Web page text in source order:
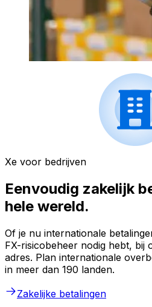
Xe voor bedrijven
Eenvoudig zakelijk
hele wereld.
Of je nu internationale
FX-risicobeheer nodig hebt, bij
adres. Plan internationale
in meer dan 190 landen.
Zakelijke betalingen